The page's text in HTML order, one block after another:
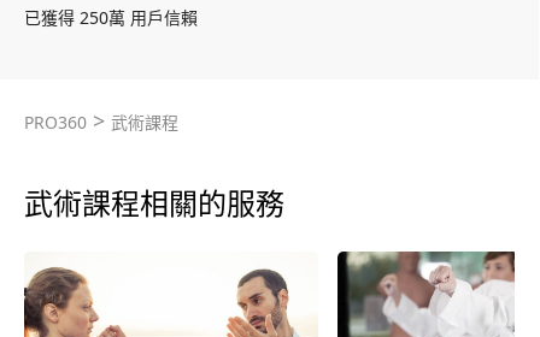
已獲得 250萬 用戶信賴
PRO360 > 武術課程
武術課程相關的服務